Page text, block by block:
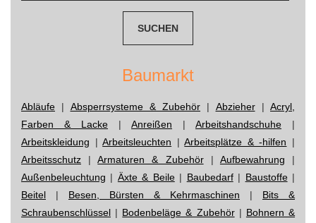
Baumarkt
Abläufe | Absperrsysteme & Zubehör | Abzieher| Acryl,
Farben & Lacke | Anreißen | Arbeitshandschuhe |
Arbeitskleidung |Arbeitsleuchten |Arbeitsplätze & -hilfen |
Arbeitsschutz |Armaturen & Zubehör| Aufbewahrung |
Außenbeleuchtung | Äxte & Beile| Baubedarf| Baustoffe|
Beitel | Besen, Bürsten & Kehrmaschinen | Bits &
Schraubenschlüssel | Bodenbeläge & Zubehör| Bohnern &